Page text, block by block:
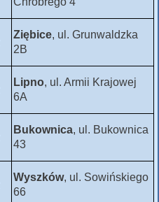
Ziębice, ul. Grunwaldzka
2B
Lipno, ul. Armii Krajowej
6A
Bukownica, ul. Bukownica
43
Wyszków, ul. Sowińskiego
66